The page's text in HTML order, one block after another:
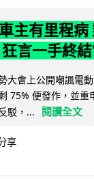
主有里程病
言一手終
大會上公開嘲諷電
75% 便發作，並重
駁，...
閱讀全文
享